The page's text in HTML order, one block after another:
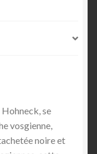
se
vosgienne,
noire et